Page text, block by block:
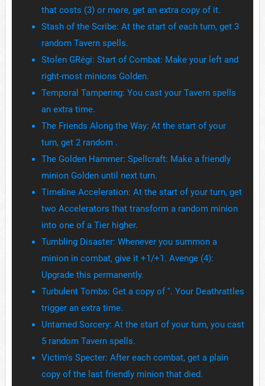
that costs (3) or more, get an extra copy of it.
Stash of the Scribe: At the start of each turn, get 3
random Tavern spells.
Stolen GRégi: Start of Combat: Make your left and
right-most minions Golden.
Temporal Tampering: You cast your Tavern spells
an extra time.
The Friends Along the Way: At the start of your
turn, get 2 random .
The Golden Hammer: Spellcraft: Make a friendly
minion Golden until next turn.
Timeline Acceleration: At the start of your turn, get
two Accelerators that transform a random minion
into one of a Tier higher.
Tumbling Disaster: Whenever you summon a
minion in combat, give it +1/+1. Avenge (4):
Upgrade this permanently.
Turbulent Tombs: Get a copy of ''. Your Deathrattles
trigger an extra time.
Untamed Sorcery: At the start of your turn, you cast
5 random Tavern spells.
Victim's Specter: After each combat, get a plain
copy of the last friendly minion that died.